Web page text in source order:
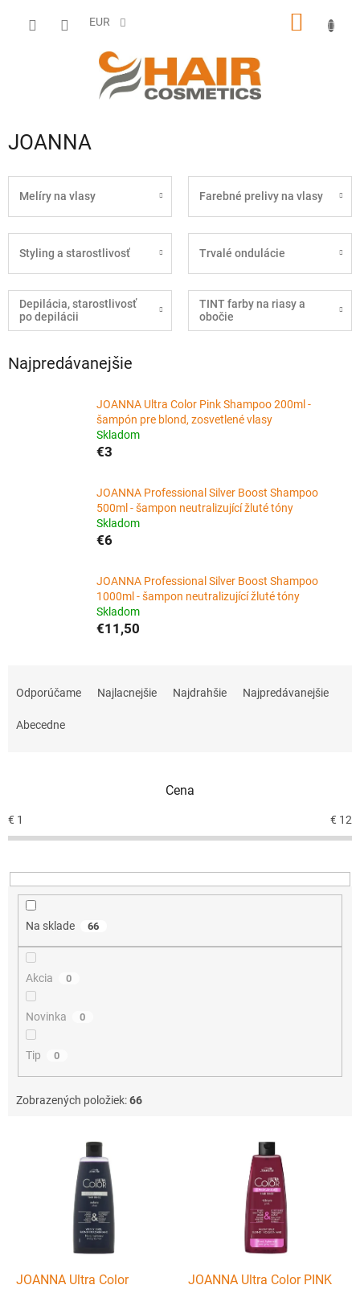
EUR
JOANNA
Melíry na vlasy Farebné prelivy na vlasy
Styling a starostlivosť Trvalé ondulácie
Depilácia, starostlivosť
po depilácii
TINT farby na riasy a
obočie
Najpredávanejšie
JOANNA Ultra Color Pink Shampoo 200ml -
šampón pre blond, zosvetlené vlasy
Skladom
€3
JOANNA Professional Silver Boost Shampoo
500ml - šampon neutralizující žluté tóny
Skladom
€6
JOANNA Professional Silver Boost Shampoo
1000ml - šampon neutralizující žluté tóny
Skladom
€11,50
r
o
u
k
Odporúčame Najlacnejšie Najdrahšie Najpredávanejšie
Abecedne
Cena
€ 1 € 12
Na sklade 66
Akcia 0
Novinka 0
Tip 0
Zobrazených položiek:66
JOANNA Ultra Color
JOANNA Ultra Color PINK